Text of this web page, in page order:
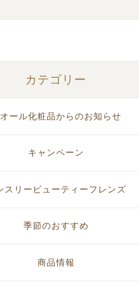
カテゴリー
ール化粧品からのお知らせ
キャンペーン
スリービューティーフレンズ
季節のおすすめ
商品情報